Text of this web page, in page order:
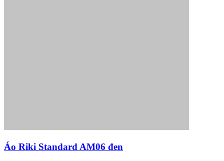
Áo Riki Standard AM06 đen